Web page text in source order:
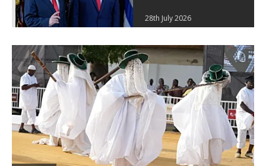
28th July 2026